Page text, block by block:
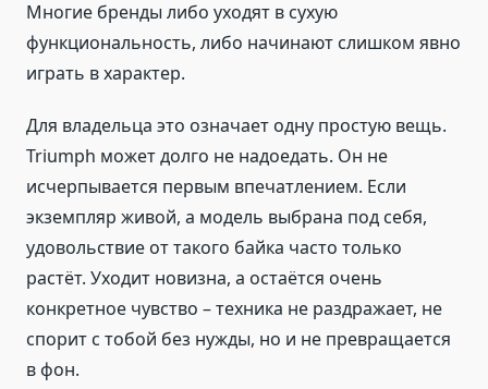
Многие бренды либо уходят в сухую
функциональность, либо начинают слишком явно
играть в характер.
Для владельца это означает одну простую вещь.
Triumph может долго не надоедать. Он не
исчерпывается первым впечатлением. Если
экземпляр живой, а модель выбрана под себя,
удовольствие от такого байка часто только
растёт. Уходит новизна, а остаётся очень
конкретное чувство – техника не раздражает, не
спорит с тобой без нужды, но и не превращается
в фон.